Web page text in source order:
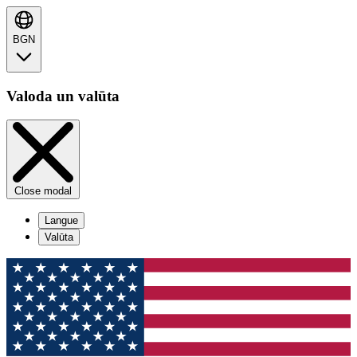
BGN
Valoda un valūta
Close modal
Langue
Valūta